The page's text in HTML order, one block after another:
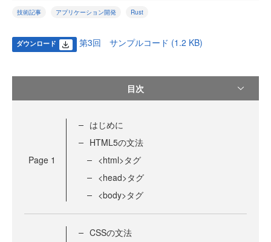
技術記事 アプリケーション開発 Rust
ダウンロード 第3回 サンプルコード (1.2 KB)
目次
Page 1
はじめに
HTML5の文法
<html>タグ
<head>タグ
<body>タグ
CSSの文法